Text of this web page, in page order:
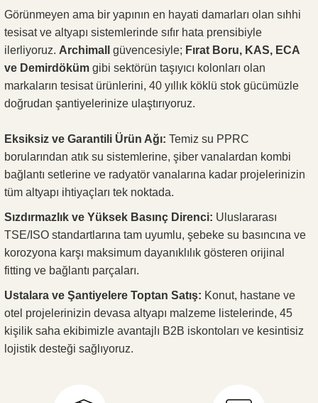
Görünmeyen ama bir yapının en hayati damarları olan sıhhi
tesisat ve altyapı sistemlerinde sıfır hata prensibiyle
ilerliyoruz. Archimall güvencesiyle; Fırat Boru, KAS, ECA
ve Demirdöküm gibi sektörün taşıyıcı kolonları olan
markaların tesisat ürünlerini, 40 yıllık köklü stok gücümüzle
doğrudan şantiyelerinize ulaştırıyoruz.
Eksiksiz ve Garantili Ürün Ağı: Temiz su PPRC
borularından atık su sistemlerine, şiber vanalardan kombi
bağlantı setlerine ve radyatör vanalarına kadar projelerinizin
tüm altyapı ihtiyaçları tek noktada.
Sızdırmazlık ve Yüksek Basınç Direnci: Uluslararası
TSE/ISO standartlarına tam uyumlu, şebeke su basıncına ve
korozyona karşı maksimum dayanıklılık gösteren orijinal
fitting ve bağlantı parçaları.
Ustalara ve Şantiyelere Toptan Satış: Konut, hastane ve
otel projelerinizin devasa altyapı malzeme listelerinde, 45
kişilik saha ekibimizle avantajlı B2B iskontoları ve kesintisiz
lojistik desteği sağlıyoruz.